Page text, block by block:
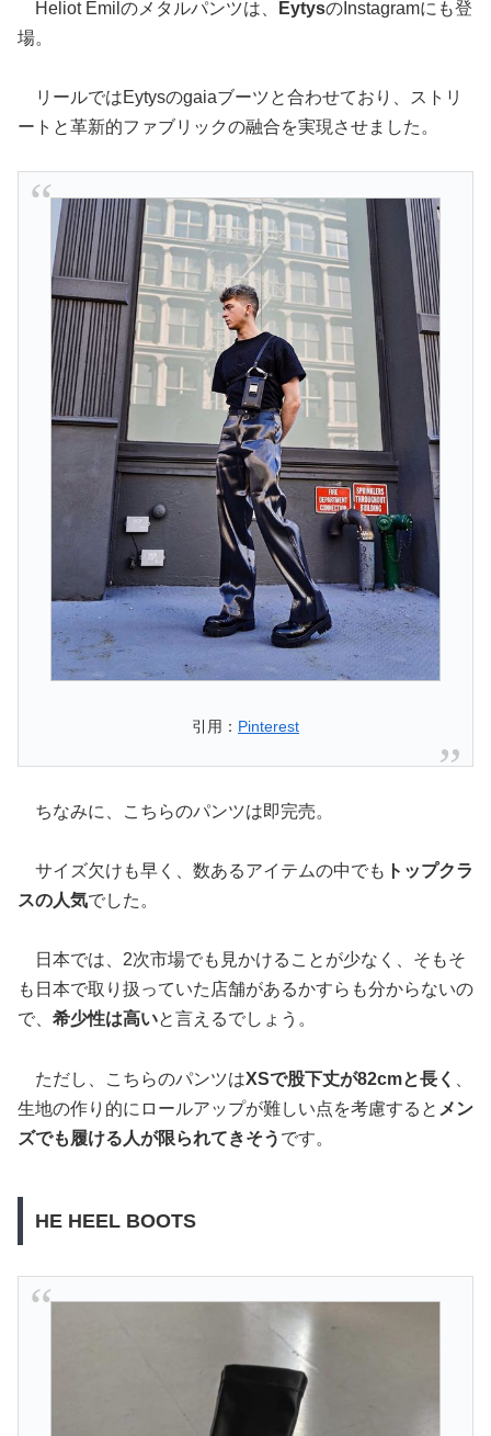
Heliot Emilのメタルパンツは、 EytysのInstagramにも登
場。
リールではEytysのgaiaブーツと合わせており、ストリ
ートと革新的ファブリックの融合を実現させました。
引用： Pinterest
ちなみに、こちらのパンツは即完売。
サイズ欠けも早く、数あるアイテムの中でも トップクラ
スの人気でした。
日本では、2次市場でも見かけることが少なく、そもそ
も日本で取り扱っていた店舗があるかすらも分からないの
で、 希少性は高いと言えるでしょう。
ただし、こちらのパンツはXSで股下丈が82cmと長く
生地の作り的にロールアップが難しい点を考慮すると メン
ズでも履ける人が限られてきそう です。
HE HEEL BOOTS